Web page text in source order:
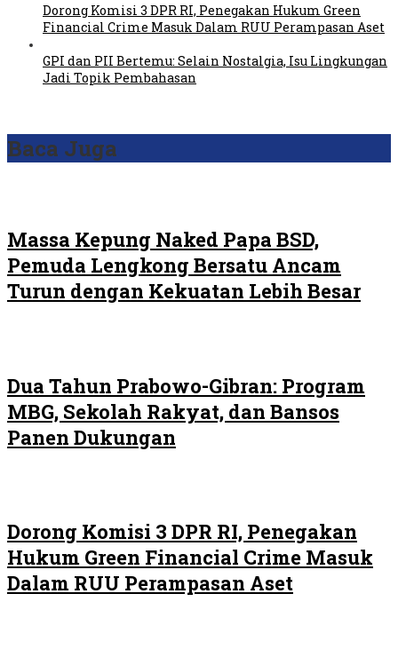
Dorong Komisi 3 DPR RI, Penegakan Hukum Green
Financial Crime Masuk Dalam RUU Perampasan Aset
GPI dan PII Bertemu: Selain Nostalgia, Isu Lingkungan
Jadi Topik Pembahasan
Baca Juga
Massa Kepung Naked Papa BSD,
Pemuda Lengkong Bersatu Ancam
Turun dengan Kekuatan Lebih Besar
Dua Tahun Prabowo-Gibran: Program
MBG, Sekolah Rakyat, dan Bansos
Panen Dukungan
Dorong Komisi 3 DPR RI, Penegakan
Hukum Green Financial Crime Masuk
Dalam RUU Perampasan Aset